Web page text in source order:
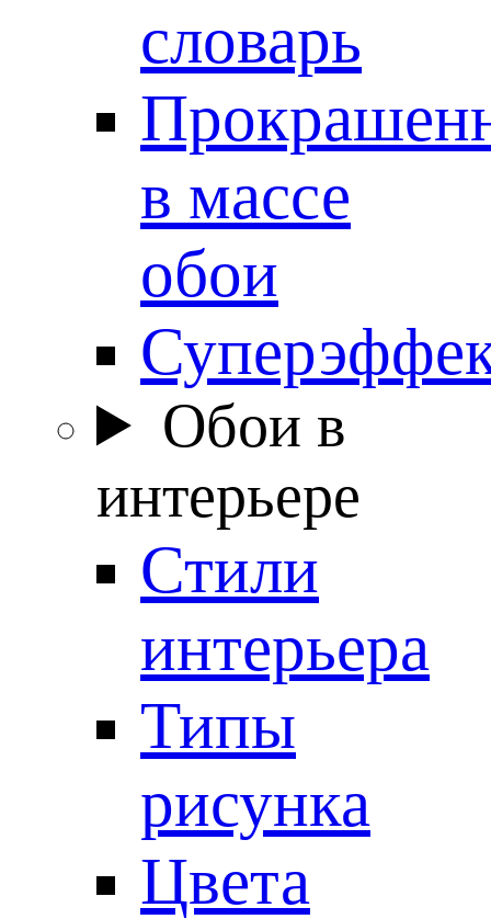
словарь
в массе
обои
Обои в
интерьере
Стили
интерьера
Типы
рисунка
Цвета